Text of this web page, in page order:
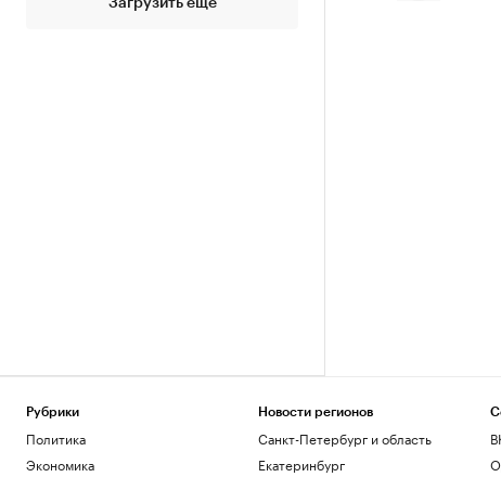
Рубрики
Политика
Экономика
Новости регионов
Санкт-Петербург и область
Екатеринбург